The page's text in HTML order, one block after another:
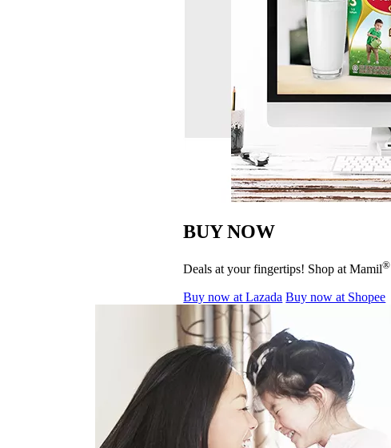
BUY NOW
Deals at your fingertips! Shop at Mamil®
Buy now at Lazada Buy now at Shopee